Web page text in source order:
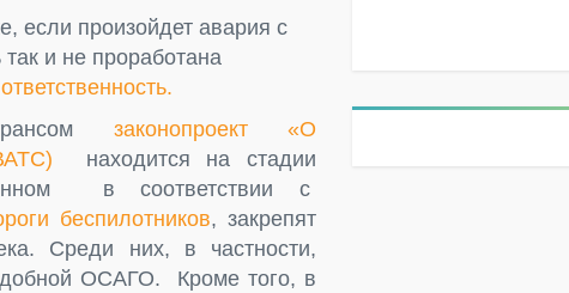
если произойдет авария с
и не проработана
законопроект «О
находится на стадии
в соответствии с
беспилотников, закрепят
Среди них, в частности,
ОСАГО. Кроме того, в